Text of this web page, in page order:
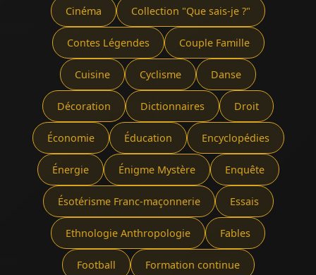
Cinéma Collection "Que sais-je ?"
Contes Légendes Couple Famille
Cuisine Cyclisme Danse
Décoration Dictionnaires Droit
Économie Éducation Encyclopédies
Énergie Énigme Mystère Enquête
Ésotérisme Franc-maçonnerie Essais
Ethnologie Anthropologie Fables
Football Formation continue